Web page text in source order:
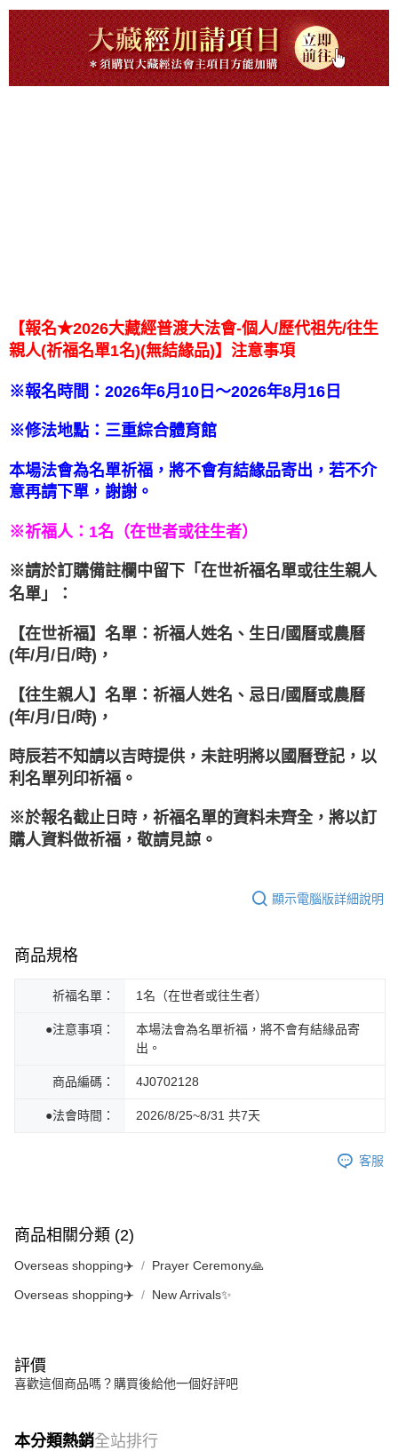
【報名★2026大藏經普渡大法會-個人/歷代祖先/往生
親人(祈福名單1名)(無結緣品)】注意事項
※報名時間：2026年6月10日～2026年8月16日
※修法地點：三重綜合體育館
本場法會為名單祈福，將不會有結緣品寄出，若不介
意再請下單，謝謝。
※祈福人：1名（在世者或往生者）
※請於訂購備註欄中留下「在世祈福名單或往生親人
名單」：
【在世祈福】名單：祈福人姓名、生日/國曆或農曆
(年/月/日/時)，
【往生親人】名單：祈福人姓名、忌日/國曆或農曆
(年/月/日/時)，
時辰若不知請以吉時提供，未註明將以國曆登記，以
利名單列印祈福。
※於報名截止日時，祈福名單的資料未齊全，將以訂
購人資料做祈福，敬請見諒。
顯示電腦版詳細說明
商品規格
祈福名單： 1名（在世者或往生者）
●注意事項：
本場法會為名單祈福，將不會有結緣品寄
出。
商品編碼： 4J0702128
●法會時間： 2026/8/25~8/31 共7天
客服
商品相關分類 (2)
Overseas shopping✈️ Prayer Ceremony🙏
Overseas shopping✈️ New Arrivals✨
評價
喜歡這個商品嗎？購買後給他一個好評吧
本分類熱銷全站排行